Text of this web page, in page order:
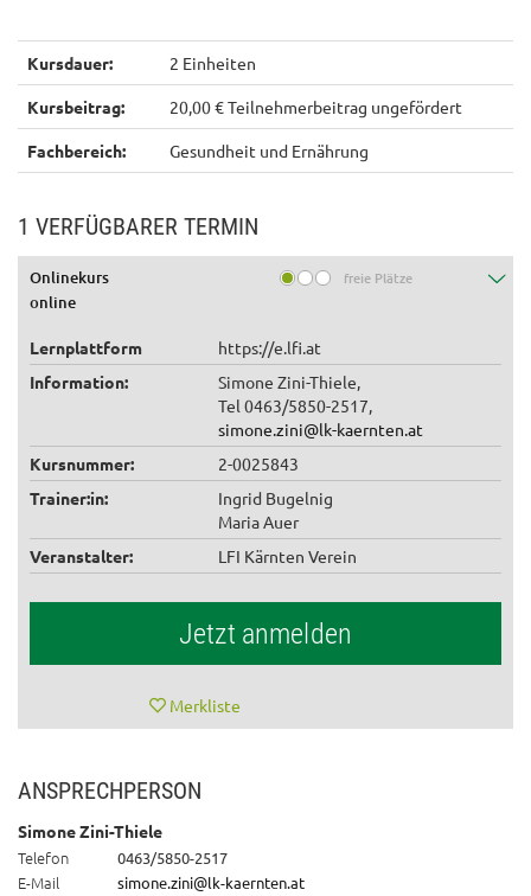
Kursdauer: 2 Einheiten
Kursbeitrag: 20,00 € Teilnehmerbeitrag ungefördert
Fachbereich: Gesundheit und Ernährung
1 VERFÜGBARER TERMIN
Onlinekurs freie Plätze
online
Lernplattform
https://e.lfi.at
Information:
Simone Zini-Thiele,
Tel 0463/5850-2517,
simone.zini@lk-kaernten.at
Kursnummer:
2-0025843
Trainer:in:
Ingrid Bugelnig
Maria Auer
Veranstalter:
LFI Kärnten Verein
Jetzt anmelden
Merkliste
ANSPRECHPERSON
Simone Zini-Thiele
Telefon 0463/5850-2517
E-Mail simone.zini@lk-kaernten.at